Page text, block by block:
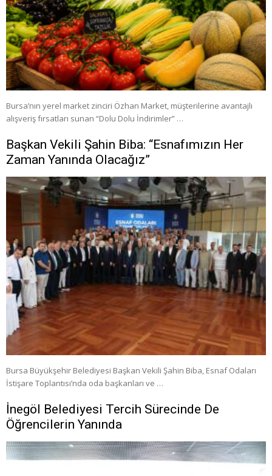
Bursa’nın yerel market zinciri Özhan Market, müşterilerine avantajlı
alışveriş fırsatları sunan “Dolu Dolu İndirimler” …
Başkan Vekili Şahin Biba: “Esnafımızın Her
Zaman Yanında Olacağız”
Bursa Büyükşehir Belediyesi Başkan Vekili Şahin Biba, Esnaf Odaları
İstişare Toplantısı’nda oda başkanları ve …
İnegöl Belediyesi Tercih Sürecinde De
Öğrencilerin Yanında